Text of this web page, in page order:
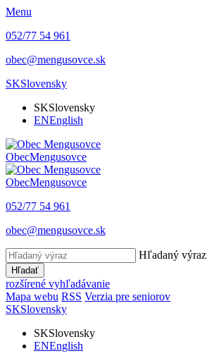
Menu
052/77 54 961
obec@mengusovce.sk
SKSlovensky
SKSlovensky
ENEnglish
ObecMengusovce
ObecMengusovce
052/77 54 961
obec@mengusovce.sk
Hľadaný výraz
Hľadať
rozšírené vyhľadávanie
Mapa webu RSS Verzia pre seniorov
SKSlovensky
SKSlovensky
ENEnglish